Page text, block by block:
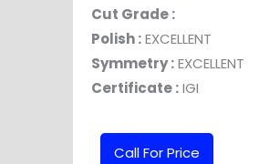
Cut Grade :
Polish :EXCELLENT
Symmetry :EXCELLENT
Certificate :IGI
Call For Price